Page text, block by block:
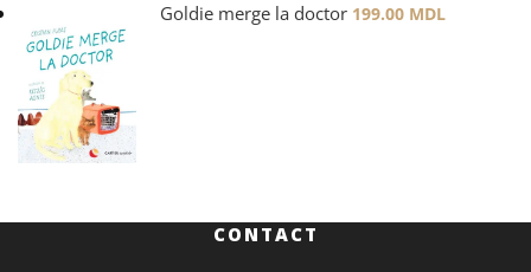
Goldie merge la doctor 199.00 MDL
CONTACT